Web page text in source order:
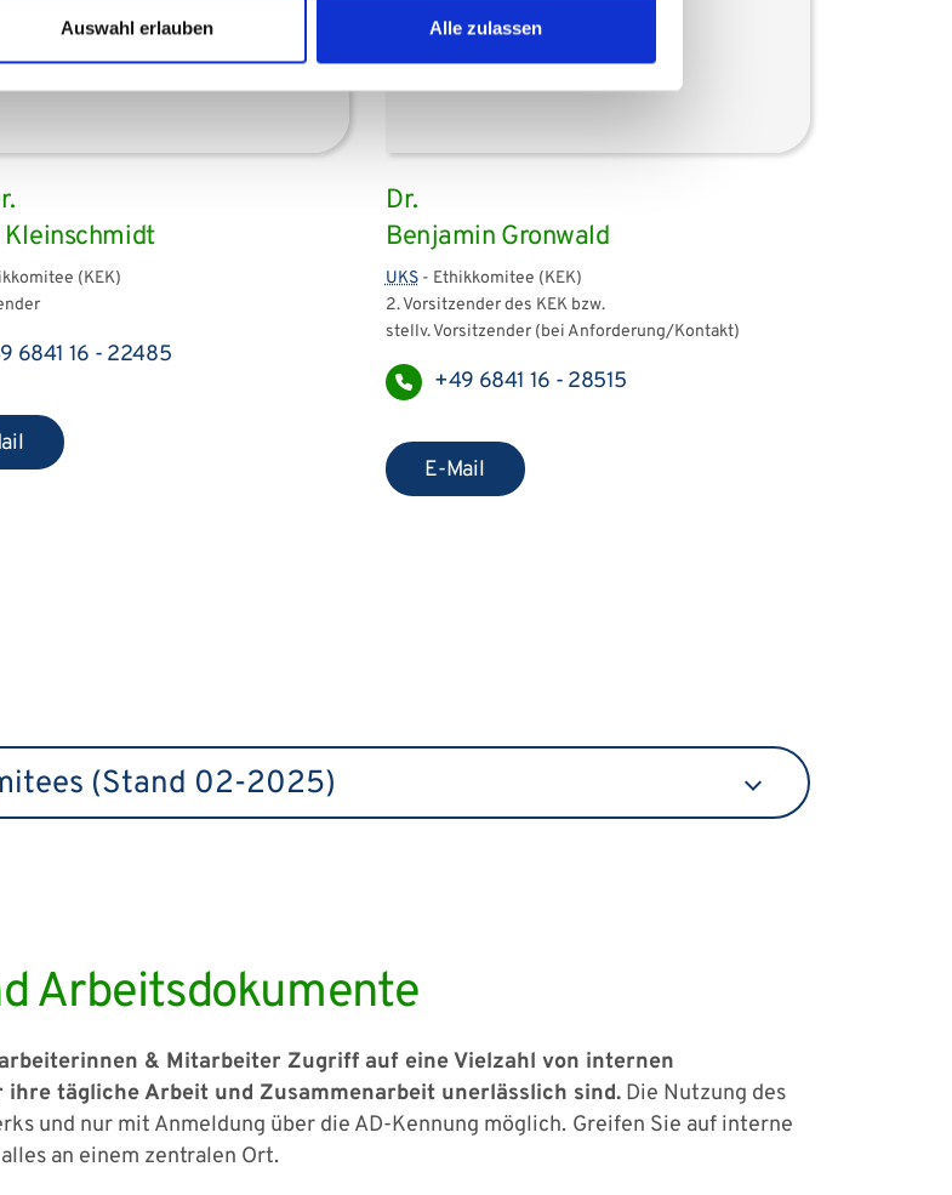
Auswahl erlauben Alle zulassen
Kleinschmidt
(KEK)
6841 16 - 22485
Dr.
Benjamin Gronwald
UKS- Ethikkomitee (KEK)
2. Vorsitzender des KEK bzw.
stellv. Vorsitzender (bei Anforderung/Kontakt)
+49 6841 16 - 28515
E-Mail
(Stand 02-2025)
Arbeitsdokumente
& Mitarbeiter Zugriff auf eine Vielzahl von internen
tägliche Arbeit und Zusammenarbeit unerlässlich sind. Die Nutzung des
und nur mit Anmeldung über die AD-Kennung möglich. Greifen Sie auf interne
an einem zentralen Ort.